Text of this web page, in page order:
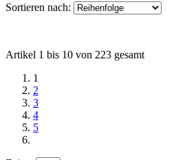
Sortieren nach:
Artikel 1 bis 10 von 223 gesamt
1
2
3
4
5